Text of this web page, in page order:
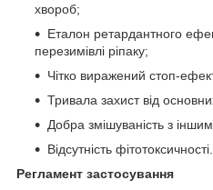
хвороб;
Еталон ретардантного
перезимівлі ріпаку;
Чітко виражений стоп-
Тривала захист від
Добра змішуваність з
Відсутність фітотоксичності.
Регламент застосування